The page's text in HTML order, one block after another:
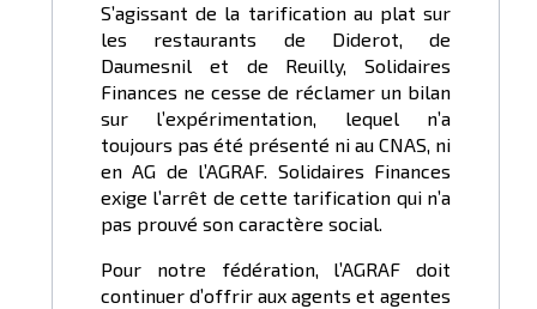
S’agissant de la tarification au plat sur
les restaurants de Diderot, de
Daumesnil et de Reuilly, Solidaires
Finances ne cesse de réclamer un bilan
sur l’expérimentation, lequel n’a
toujours pas été présenté ni au CNAS, ni
en AG de l’AGRAF. Solidaires Finances
exige l’arrêt de cette tarification qui n’a
pas prouvé son caractère social.
Pour notre fédération, l’AGRAF doit
continuer d’offrir aux agents et agentes